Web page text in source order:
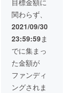
縦8cm
を予定
してい
ます ）
が継続
する限
り） ・
komac
hi 号に
ご支援
くだ
さった
方のお
名前/企
業名ま
関わらず、
2021/09/30
23:59:59ま
でに集まっ
た金額が
ファンディ
ングされま